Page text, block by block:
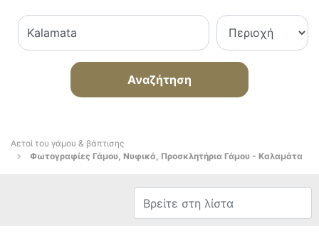
Αναζήτηση
Αετοί του γάμου & βάπτισης
Φωτογραφίες Γάμου, Νυφικά, Προσκλητήρια Γάμου - Καλαμάτα